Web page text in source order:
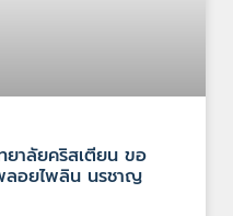
าลัยคริสเตียน ขอ
ลอยไพลิน นรชาญ